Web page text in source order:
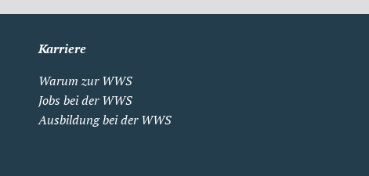
Karriere
Warum zur WWS
Jobs bei der WWS
Ausbildung bei der WWS